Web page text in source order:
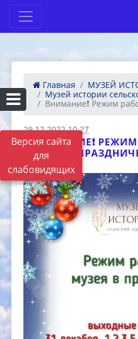
Версия сайта
для
слабовидящих
Главная
МУЗЕЙ
Музей истории
Внимание❗ Режим
29.12.2022 10:27
ВНИМАНИЕ❗